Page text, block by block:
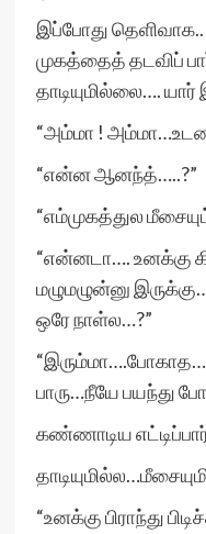
இப்போது
முகத்தைத் தடவிப்
தாடியுமில்லை….
“அம்மா !
“என்ன ஆனந்த்…..?”
“எம்முகத்துல
“என்னடா…. உனக்கு
மழுமழுன்னு
ஒரே நாள்ல…?”
பாரு…நீயே பயந்து
கண்ணாடிய
“உனக்கு பிராந்து